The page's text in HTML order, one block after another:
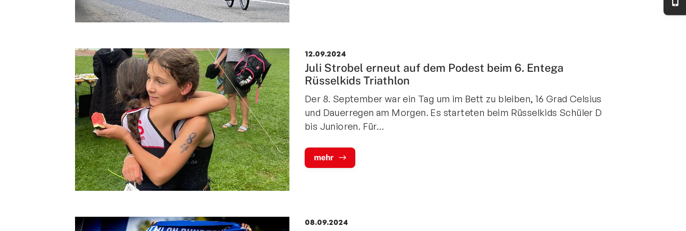
12.09.2024
Juli Strobel erneut auf dem Podest beim 6. Entega
Rüsselkids Triathlon
Der 8. September war ein Tag um im Bett zu bleiben, 16 Grad Celsius
und Dauerregen am Morgen. Es starteten beim Rüsselkids Schüler D
bis Junioren. Für…
mehr
08.09.2024